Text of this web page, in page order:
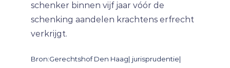
schenker binnen vijf jaar vóór de
schenking aandelen krachtens erfrecht
verkrijgt.
Bron:Gerechtshof Den Haag| jurisprudentie|